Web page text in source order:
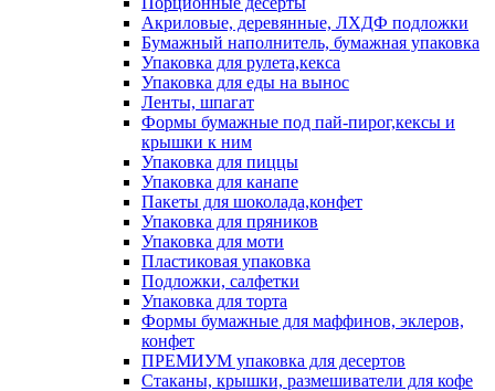
Акриловые, деревянные, ЛХДФ подложки
Бумажный наполнитель, бумажная упаковка
Упаковка для рулета,кекса
Упаковка для еды на вынос
Ленты, шпагат
Формы бумажные под пай-пирог,кексы и
крышки к ним
Упаковка для пиццы
Упаковка для канапе
Пакеты для шоколада,конфет
Упаковка для пряников
Упаковка для моти
Пластиковая упаковка
Подложки, салфетки
Упаковка для торта
Формы бумажные для маффинов, эклеров,
конфет
ПРЕМИУМ упаковка для десертов
Стаканы, крышки, размешиватели для кофе